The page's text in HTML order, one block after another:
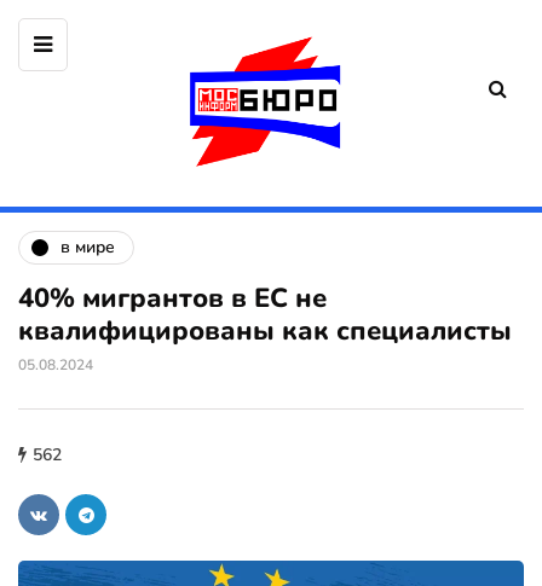
в мире
40% мигрантов в ЕС не
квалифицированы как специалисты
05.08.2024
562